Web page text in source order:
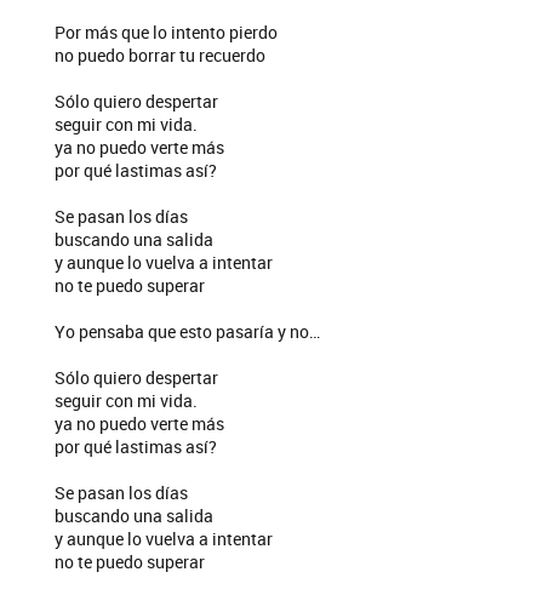
Por más que lo intento pierdo
no puedo borrar tu recuerdo
Sólo quiero despertar
seguir con mi vida.
ya no puedo verte más
por qué lastimas así?
Se pasan los días
buscando una salida
y aunque lo vuelva a intentar
no te puedo superar
Yo pensaba que esto pasaría y no…
Sólo quiero despertar
seguir con mi vida.
ya no puedo verte más
por qué lastimas así?
Se pasan los días
buscando una salida
y aunque lo vuelva a intentar
no te puedo superar